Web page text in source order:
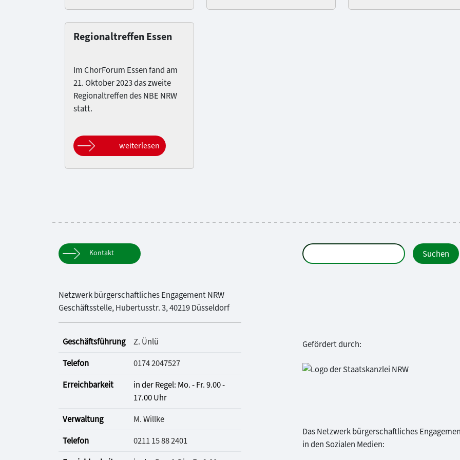
Regionaltreffen Essen
Im ChorForum Essen fand am
21. Oktober 2023 das zweite
Regionaltreffen des NBE NRW
statt.
weiterlesen
Kontakt
Netzwerk bürgerschaftliches Engagement NRW
Geschäftsstelle, Hubertusstr. 3, 40219 Düsseldorf
Geschäftsführung
Z. Ünlü
Telefon
0174 2047527
Erreichbarkeit
in der Regel: Mo. - Fr. 9.00 -
17.00 Uhr
Verwaltung
M. Willke
Telefon
0211 15 88 2401
Gefördert durch:
Das Netzwerk bürgerschaftliches
in den Sozialen Medien: